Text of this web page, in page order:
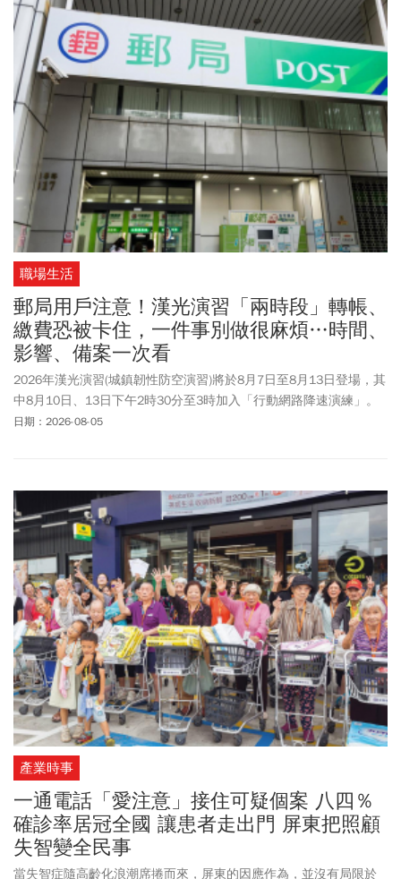
城鎮韌性演習首度參考日韓等國家作法，加入大規模「行動網路降
速演練」，在這30分鐘內網速將變慢，民眾可能無法順暢地觀賞影
片、視訊通話、行動支付，但語音通話、簡訊以及文字傳輸等皆可
正常使用。2026城鎮韌性演習需要注意什麼？若違反規定會罰錢
嗎？
職場生活
郵局用戶注意！漢光演習「兩時段」轉帳、
繳費恐被卡住，一件事別做很麻煩…時間、
影響、備案一次看
2026年漢光演習(城鎮韌性防空演習)將於8月7日至8月13日登場，其
中8月10日、13日下午2時30分至3時加入「行動網路降速演練」。
對此，中華郵政表示，演習期間郵局全系統維持正常服務，不過，
日期：2026-08-05
產業時事
一通電話「愛注意」接住可疑個案 八四％
確診率居冠全國 讓患者走出門 屏東把照顧
失智變全民事
當失智症隨高齡化浪潮席捲而來，屏東的因應作為，並沒有局限於